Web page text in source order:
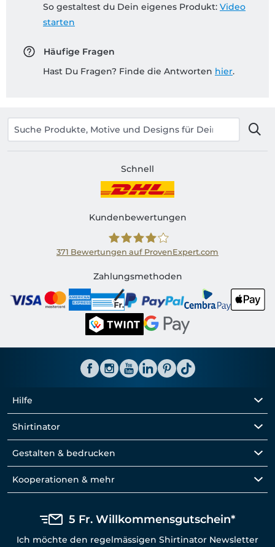
So gestaltest du Dein eigenes Produkt: Video
starten
Häufige Fragen
Hast Du Fragen? Finde die Antworten hier.
Schnell
Kundenbewertungen
Shirtinator CH
371 Bewertungen auf ProvenExpert.com
Zahlungsmethoden
Hilfe
Shirtinator
Gestalten & bedrucken
Kooperationen & mehr
5 Fr. Willkommensgutschein*
Ich möchte den regelmässigen Shirtinator Newsletter